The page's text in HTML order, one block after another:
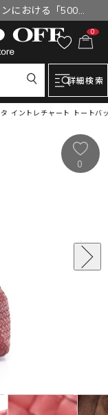
における「500円
について
0
詳細検索
イントレチャート トートバ
0